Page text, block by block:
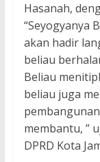
Hasanah,
“Seyogyanya
akan hadir
beliau
Beliau
beliau juga
membantu, ”
DPRD Kota